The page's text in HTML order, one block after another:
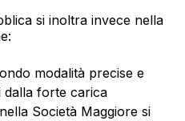
si inoltra invece nella
modalità precise e
dalla forte carica
Società Maggiore si